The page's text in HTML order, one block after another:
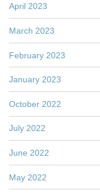
April 2023
March 2023
February 2023
January 2023
October 2022
July 2022
June 2022
May 2022